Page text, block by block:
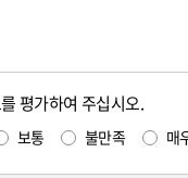
평가하여 주십시오.
보통 불만족 매